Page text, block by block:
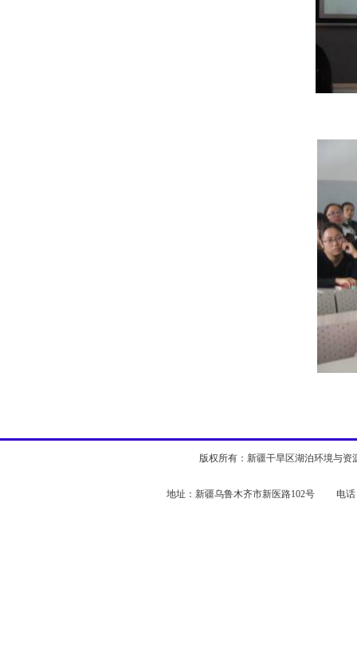
版权所有：新疆干旱区湖泊环境与资
地址：新疆乌鲁木齐市新医路102号 电